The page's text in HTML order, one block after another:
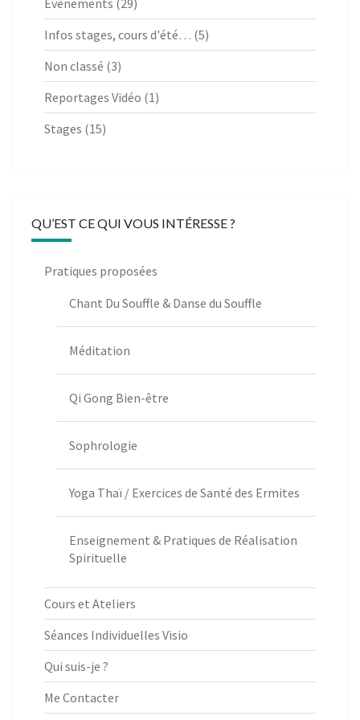
Evènements (29)
Infos stages, cours d'été… (5)
Non classé (3)
Reportages Vidéo (1)
Stages (15)
QU’EST CE QUI VOUS INTÉRESSE ?
Pratiques proposées
Chant Du Souffle & Danse du Souffle
Méditation
Qi Gong Bien-être
Sophrologie
Yoga Thaï / Exercices de Santé des Ermites
Enseignement & Pratiques de Réalisation
Spirituelle
Cours et Ateliers
Séances Individuelles Visio
Qui suis-je ?
Me Contacter